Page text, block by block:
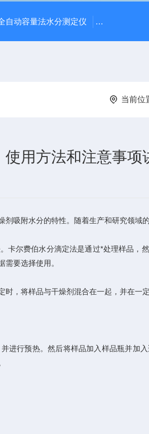
自动容量法水分测定仪 S-300全自动
当前位
用方法和注意事项
吸附水分的特性。随着生产和研究领域
尔费伯水分滴定法是通过*处理样品，
要选择使用。
将样品与干燥剂混合在一起，并在一
行预热。然后将样品加入样品瓶并加